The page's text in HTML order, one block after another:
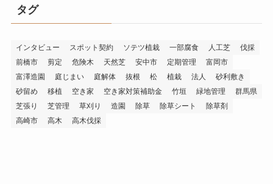
タグ
インタビュー スポット契約 ソテツ植栽 一部腐食 人工芝
伐採
前橋市
剪定 危険木 天然芝 安中市 定期管理
富岡市
富澤造園
庭じまい 庭解体 抜根 松 植栽 法人
砂利敷き
砂留め
移植 空き家 空き家対策補助金 竹垣 緑地管理
群馬県
芝張り
芝管理 草刈り 造園 除草 除草シート
除草剤
高崎市
高木 高木伐採